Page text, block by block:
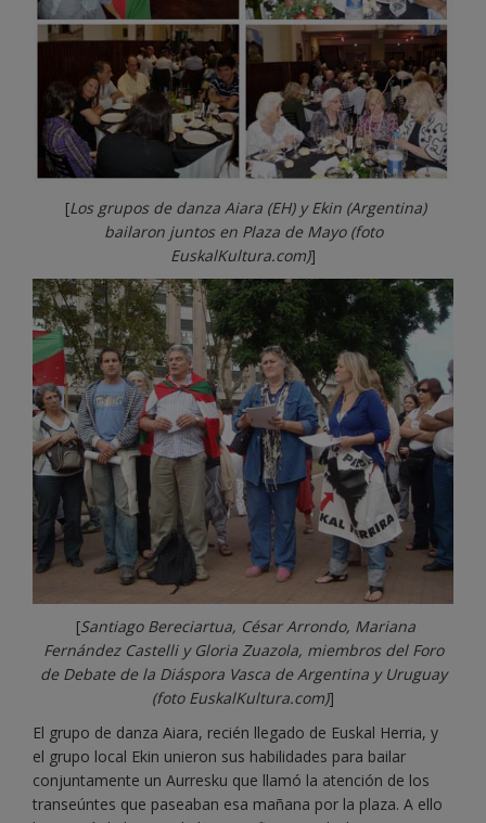
[Los grupos de danza Aiara (EH) y Ekin (Argentina)
bailaron juntos en Plaza de Mayo(foto
EuskalKultura.com)]
[Santiago Bereciartua, César Arrondo, Mariana
Fernández Castelli y Gloria Zuazola, miembros del Foro
de Debate de la Diáspora Vasca de Argentina y Uruguay
(foto EuskalKultura.com)]
El grupo de danza Aiara, recién llegado de Euskal Herria, y
el grupo local Ekin unieron sus habilidades para bailar
conjuntamente un Aurresku que llamó la atención de los
transeúntes que paseaban esa mañana por la plaza. A ello